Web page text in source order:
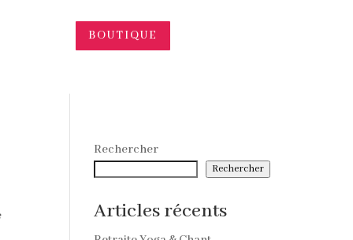
BOUTIQUE
Rechercher
Rechercher
Articles récents